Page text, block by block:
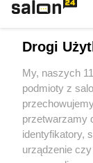
Sport
Kultura
Drogi
My, naszych
podmioty z
przetwarzamy
identyfikatory,
urządzenie